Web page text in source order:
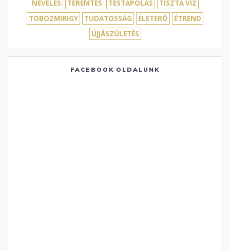
NEVELÉS TEREMTÉS TESTÁPOLÁS
TISZTA VÍZ
TOBOZMIRIGY
TUDATOSSÁG ÉLETERŐ
ÉTREND
ÚJJÁSZÜLETÉS
FACEBOOK OLDALUNK